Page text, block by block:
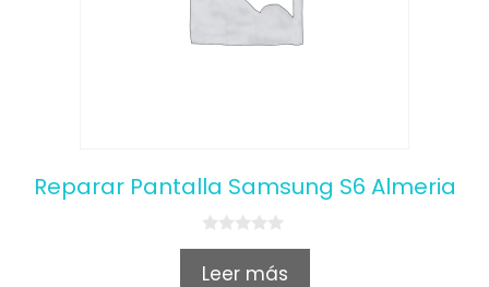
Reparar Pantalla Samsung S6 Almeria
0
u
Leer más